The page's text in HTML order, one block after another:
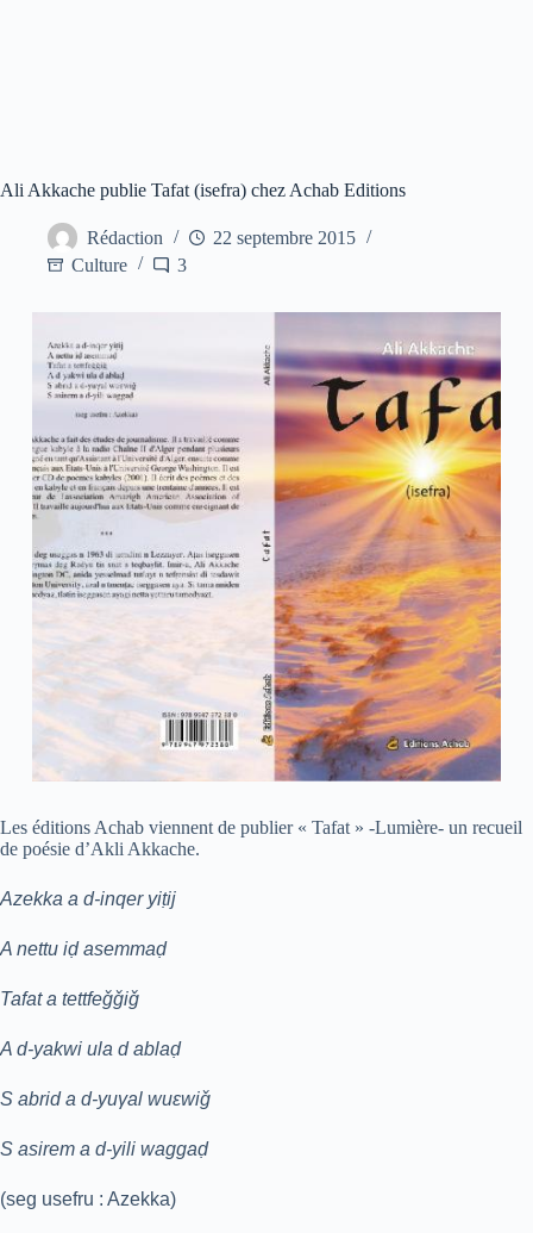
Ali Akkache publie Tafat (isefra) chez Achab Editions
Rédaction
22 septembre 2015
Culture
3
Les éditions Achab viennent de publier « Tafat » -Lumière- un recueil
de poésie d’Akli Akkache.
Azekka a d-inqer yiṭij
A nettu iḍ asemmaḍ
Tafat a tettfeǧǧiǧ
A d-yakwi ula d ablaḍ
S abrid a d-yuγal wuεwiǧ
S asirem a d-yili waggaḍ
(seg usefru : Azekka)